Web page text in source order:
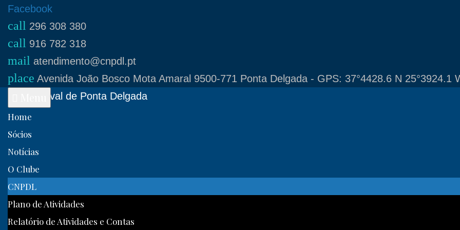
Skip
content
Facebook
call 296 308 380
call 916 782 318
mail atendimento@cnpdl.pt
place Avenida João Bosco Mota Amaral 9500-771 Ponta Delgada - GPS: 37°4428.6 N 25°3924.1
Clube Naval de Ponta Delgada
Home
Sócios
Notícias
O Clube
CNPDL
Plano de Atividades
Relatório de Atividades e Contas